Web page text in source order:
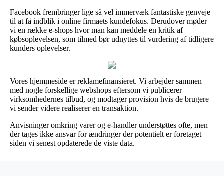
Facebook frembringer lige så vel immervæk fantastiske genveje
til at få indblik i online firmaets kundefokus. Derudover møder
vi en række e-shops hvor man kan meddele en kritik af
købsoplevelsen, som tilmed bør udnyttes til vurdering af tidligere
kunders oplevelser.
Vores hjemmeside er reklamefinansieret. Vi arbejder sammen
med nogle forskellige webshops eftersom vi publicerer
virksomhedernes tilbud, og modtager provision hvis de brugere
vi sender videre realiserer en transaktion.
Anvisninger omkring varer og e-handler understøttes ofte, men
der tages ikke ansvar for ændringer der potentielt er foretaget
siden vi senest opdaterede de viste data.